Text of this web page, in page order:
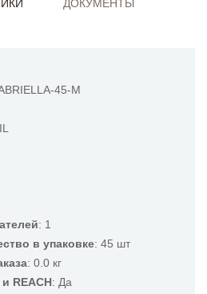
ДОКУМЕНТЫ
45-M
: 1
в упаковке: 45 шт
: 0.0 кг
REACH: Да